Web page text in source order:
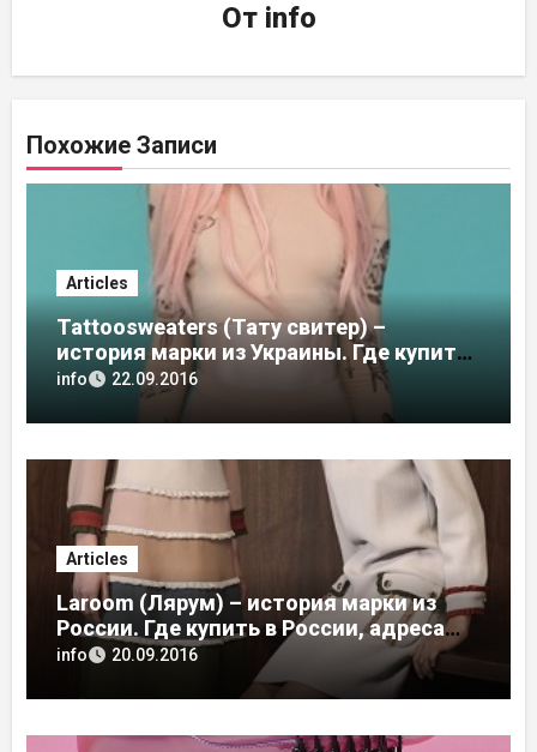
От info
Похожие Записи
Articles
Tattoosweaters (Тату свитер) –
история марки из Украины. Где купить
в России, адреса магазинов
info 22.09.2016
Articles
Laroom (Лярум) – история марки из
России. Где купить в России, адреса
магазинов
info 20.09.2016